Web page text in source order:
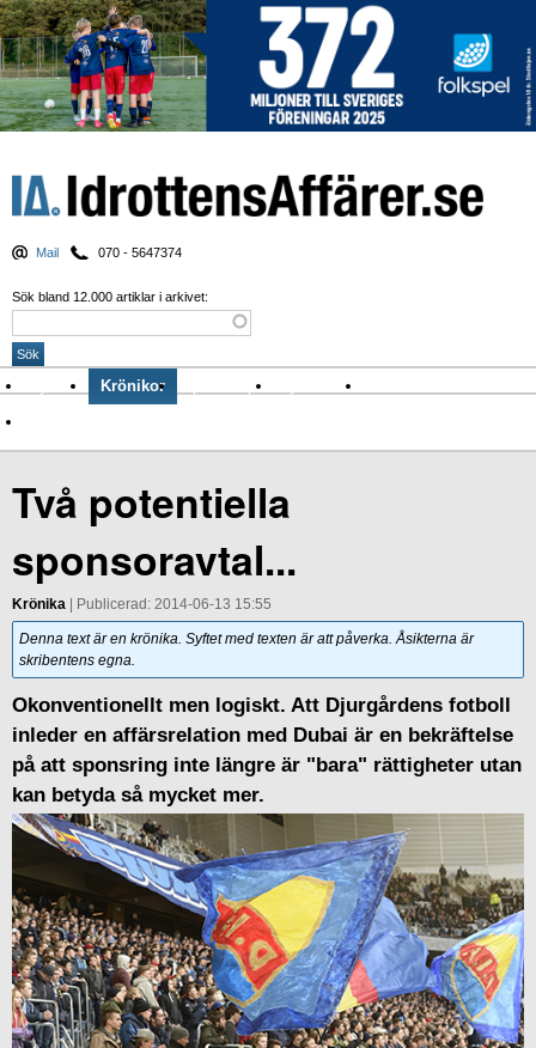
Mail 070 - 5647374
Sök bland 12.000 artiklar i arkivet:
Nyheter Krönikor Sport & spel Nyhetsbrev
Två potentiella
sponsoravtal...
Krönika | Publicerad: 2014-06-13 15:55
Denna text är en krönika. Syftet med texten är att påverka. Åsikterna är
skribentens egna.
Okonventionellt men logiskt. Att Djurgårdens fotboll
inleder en affärsrelation med Dubai är en bekräftelse
på att sponsring inte längre är "bara" rättigheter utan
kan betyda så mycket mer.